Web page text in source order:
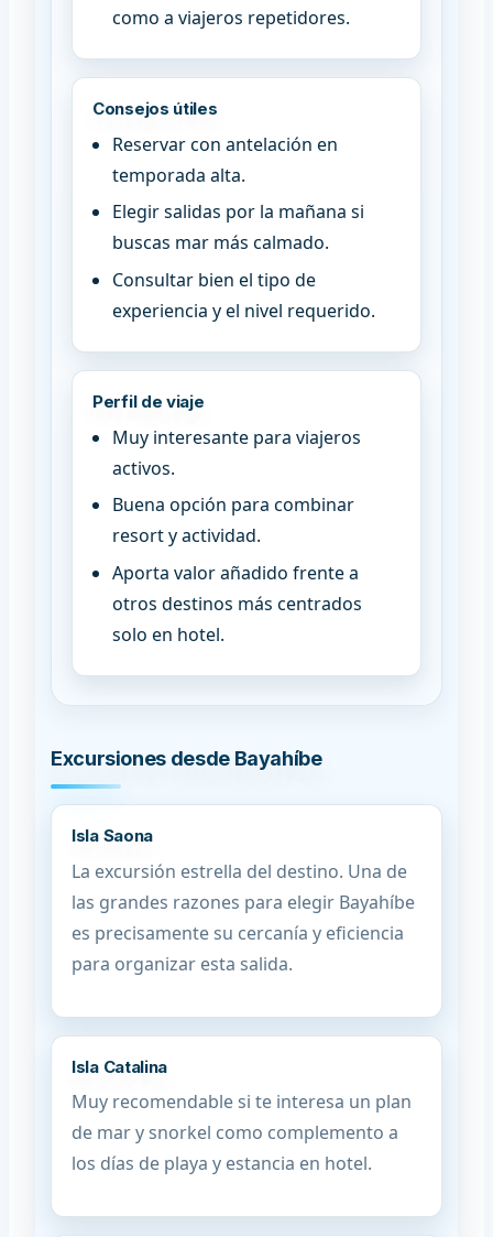
como a viajeros repetidores.
Consejos útiles
Reservar con antelación en
temporada alta.
Elegir salidas por la mañana si
buscas mar más calmado.
Consultar bien el tipo de
experiencia y el nivel requerido.
Perfil de viaje
Muy interesante para viajeros
activos.
Buena opción para combinar
resort y actividad.
Aporta valor añadido frente a
otros destinos más centrados
solo en hotel.
Excursiones desde Bayahíbe
Isla Saona
La excursión estrella del destino. Una de
las grandes razones para elegir Bayahíbe
es precisamente su cercanía y eficiencia
para organizar esta salida.
Isla Catalina
Muy recomendable si te interesa un plan
de mar y snorkel como complemento a
los días de playa y estancia en hotel.